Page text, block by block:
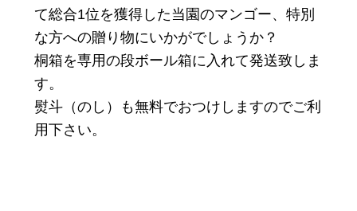
て総合1位を獲得した当園のマンゴー、特別
な方への贈り物にいかがでしょうか？
桐箱を専用の段ボール箱に入れて発送致しま
す。
熨斗（のし）も無料でおつけしますのでご利
用下さい。